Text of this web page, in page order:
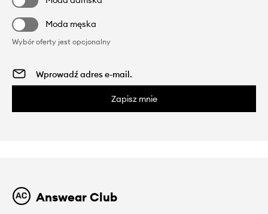
Moda męska
Wybór oferty jest opcjonalny
Zapisz mnie
Answear Club